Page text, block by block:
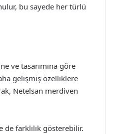
bu sayede her türlü
ve tasarımına göre
gelişmiş özelliklere
Netelsan merdiven
farklılık gösterebilir.